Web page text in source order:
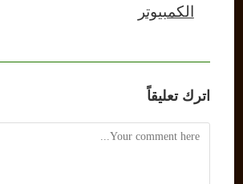
الكمبيوتر
اترك تعليقاً
Comment